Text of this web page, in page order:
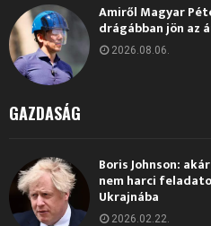
Amiről Magyar
drágábban jön az
2026.08.06.
GAZDASÁG
Boris Johnson:
nem harci
Ukrajnába
2026.02.22.